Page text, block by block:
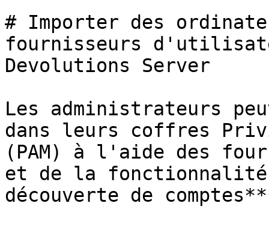
# Importer des
fournisseurs
Devolutions Server
Les administrateurs
dans leurs coffres
(PAM) à l'aide des
et de la fonctionnalité
découverte de